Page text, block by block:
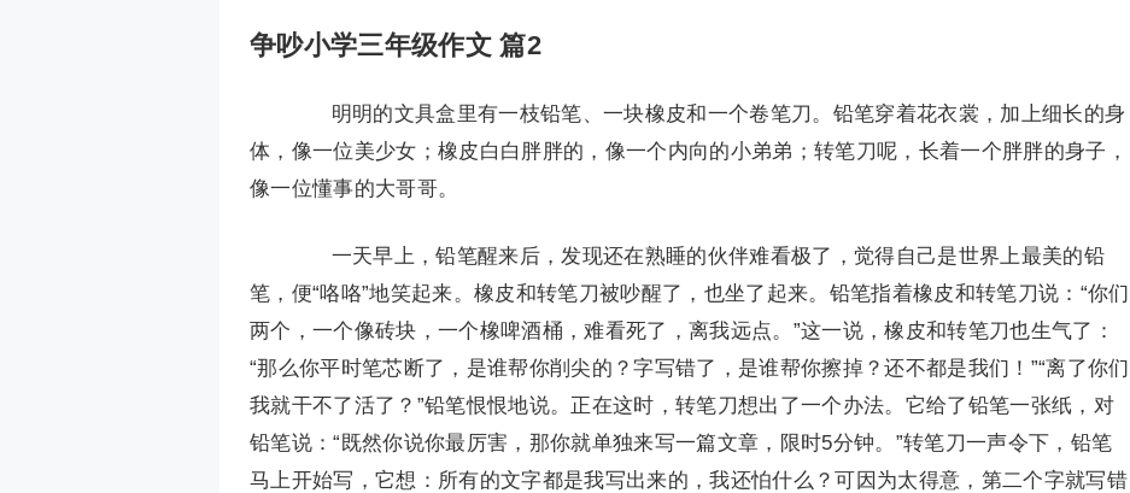
争吵小学三年级作文 篇2
明明的文具盒里有一枝铅笔、一块橡皮和一个卷笔刀。铅笔穿着花衣裳，加上细长的身
体，像一位美少女；橡皮白白胖胖的，像一个内向的小弟弟；转笔刀呢，长着一个胖胖的身子，
像一位懂事的大哥哥。
一天早上，铅笔醒来后，发现还在熟睡的伙伴难看极了，觉得自己是世界上最美的铅
笔，便“咯咯”地笑起来。橡皮和转笔刀被吵醒了，也坐了起来。铅笔指着橡皮和转笔刀说：“你们
两个，一个像砖块，一个橡啤酒桶，难看死了，离我远点。”这一说，橡皮和转笔刀也生气了：
“那么你平时笔芯断了，是谁帮你削尖的？字写错了，是谁帮你擦掉？还不都是我们！”“离了你们
我就干不了活了？”铅笔恨恨地说。正在这时，转笔刀想出了一个办法。它给了铅笔一张纸，对
铅笔说：“既然你说你最厉害，那你就单独来写一篇文章，限时5分钟。”转笔刀一声令下，铅笔
马上开始写，它想：所有的文字都是我写出来的，我还怕什么？可因为太得意，第二个字就写错